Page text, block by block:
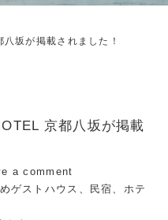
坂が掲載されました！
京都八坂が掲載
a comment
ゲストハウス、民宿、ホテ